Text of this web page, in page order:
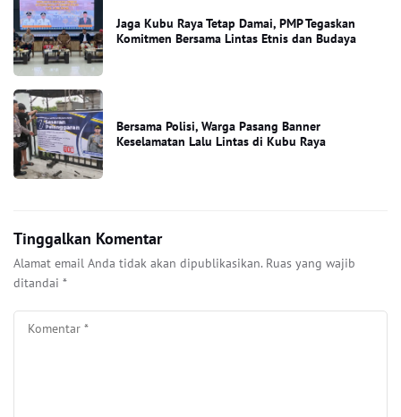
Jaga Kubu Raya Tetap Damai, PMP Tegaskan
Komitmen Bersama Lintas Etnis dan Budaya
Bersama Polisi, Warga Pasang Banner
Keselamatan Lalu Lintas di Kubu Raya
Tinggalkan Komentar
Alamat email Anda tidak akan dipublikasikan. Ruas yang wajib
ditandai *